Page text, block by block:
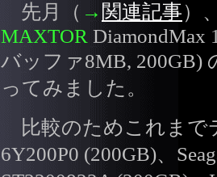
先月（ → 関連記事）
MAXTOR DiamondMax
バッファ8MB, 200GB)
ってみました。
比較のためこれまで
6Y200P0 (200GB)、